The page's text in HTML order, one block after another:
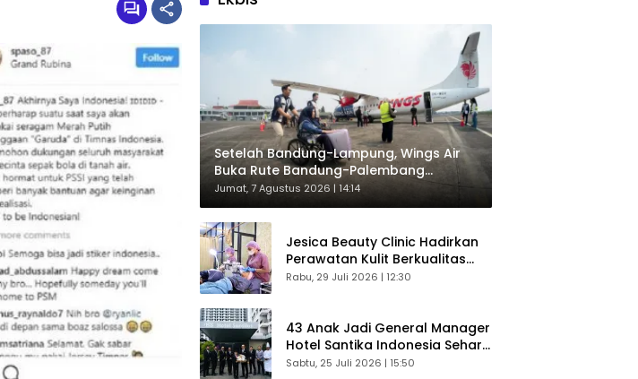
Setelah Bandung-Lampung, Wings Air
Buka Rute Bandung-Palembang
Direspons Langsung Penumpang
Jumat, 7 Agustus 2026 | 14:14
Jesica Beauty Clinic Hadirkan
Perawatan Kulit Berkualitas
Plus Konsultasi Gratis
Rabu, 29 Juli 2026 | 12:30
43 Anak Jadi General Manager
Hotel Santika Indonesia Sehari
Sukses Digelar
Sabtu, 25 Juli 2026 | 15:50